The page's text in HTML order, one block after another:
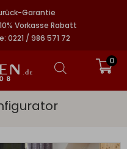
Garantie
Vorkasse Rabatt
0221 / 986 571 72
0